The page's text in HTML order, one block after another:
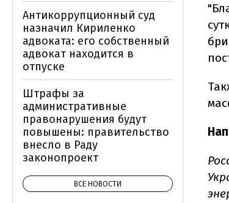
Антикоррупционный суд
назначил Кириленко
адвоката: его собственный
адвокат находится в
отпуске
Штрафы за
административные
правонарушения будут
повышены: правительство
внесло в Раду
законопроект
ВСЕ НОВОСТИ